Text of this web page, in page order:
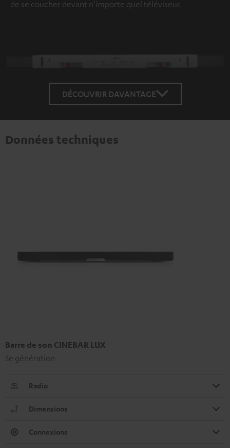
de se coucher devant n’importe quel téléviseur.
DÉCOUVRIR DAVANTAGE
Données techniques
Barre de son CINEBAR LUX
3e génération
Radio
Dimensions
Connexions